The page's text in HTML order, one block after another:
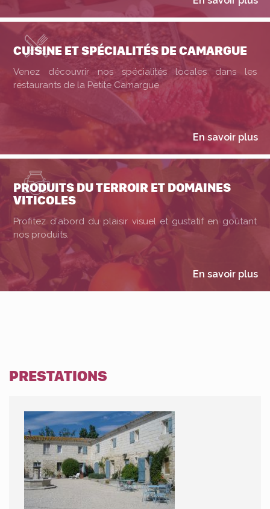
CUISINE ET SPÉCIALITÉS DE CAMARGUE
Venez découvrir nos spécialités locales dans les
restaurants de la Petite Camargue
En savoir plus
PRODUITS DU TERROIR ET DOMAINES
VITICOLES
Profitez d'abord du plaisir visuel et gustatif en goûtant
nos produits.
En savoir plus
PRESTATIONS